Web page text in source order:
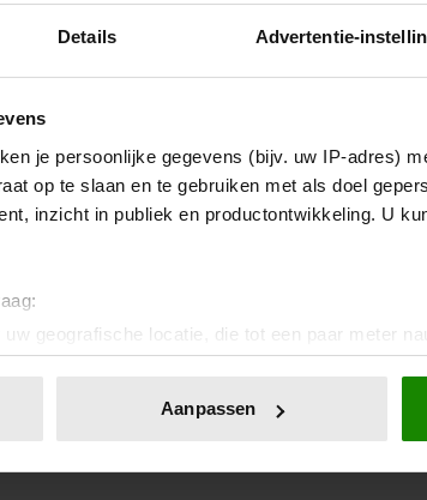
Details Advertentie-
je persoonlijke gegevens (bijv. uw IP-adres)
op te slaan en te gebruiken met als doel
inzicht in publiek en productontwikkeling. U
uw geografische locatie, die tot een paar meter
het actief te scannen op specifieke
of intrekken in de Cookieverklaring.
advertenties te personaliseren, om functies
Aanpassen